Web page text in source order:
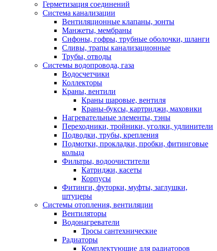
Герметизация соединений
Система канализации
Вентиляционные клапаны, зонты
Манжеты, мембраны
Сифоны, гофры, трубные оболочки, шланги
Сливы, трапы канализационные
Трубы, отводы
Системы водопровода, газа
Водосчетчики
Коллекторы
Краны, вентили
Краны шаровые, вентиля
Краны-буксы, картриджи, маховики
Нагревательные элементы, тэны
Переходники, тройники, уголки, удлинители
Подводки, трубы, крепления
Подмотки, прокладки, пробки, фитинговые
кольца
Фильтры, водоочистители
Катриджи, касеты
Корпусы
Фитинги, футорки, муфты, заглушки,
штуцеры
Системы отопления, вентиляции
Вентиляторы
Водонагреватели
Тросы сантехнические
Радиаторы
Комплектующие для радиаторов